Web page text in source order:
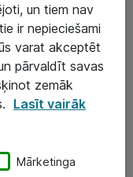
un tiem nav
ir nepieciešami
varat akceptēt
pārvaldīt savas
zemāk
Lasīt vairāk
Mārketinga